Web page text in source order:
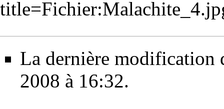
La dernière modification
2008 à 16:32.